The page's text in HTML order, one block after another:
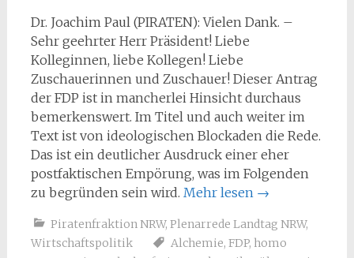
Dr. Joachim Paul (PIRATEN): Vielen Dank. –
Sehr geehrter Herr Präsident! Liebe
Kolleginnen, liebe Kollegen! Liebe
Zuschauerinnen und Zuschauer! Dieser Antrag
der FDP ist in mancherlei Hinsicht durchaus
bemerkenswert. Im Titel und auch weiter im
Text ist von ideologischen Blockaden die Rede.
Das ist ein deutlicher Ausdruck einer eher
postfaktischen Empörung, was im Folgenden
zu begründen sein wird. Mehr lesen →
Piratenfraktion NRW, Plenarrede Landtag NRW,
Wirtschaftspolitik
Alchemie, FDP, homo